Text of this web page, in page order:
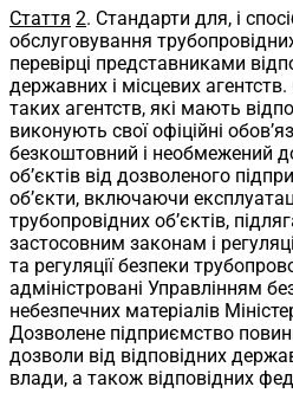
Стаття 2. Стандарти для, і
обслуговування
перевірці представниками
державних і місцевих
таких агентств, які мають
виконують свої офіційні
безкоштовний і необмежений
об’єктів від дозволеного
об’єкти, включаючи
трубопровідних об’єктів,
застосовним законам і
та регуляції безпеки
адміністровані Управлінням
небезпечних матеріалів
Дозволене підприємство
дозволи від відповідних
влади, а також відповідних